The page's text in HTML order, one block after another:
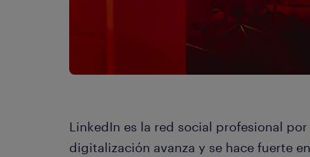
LinkedIn es la red social profesional
digitalización avanza y se hace fuerte